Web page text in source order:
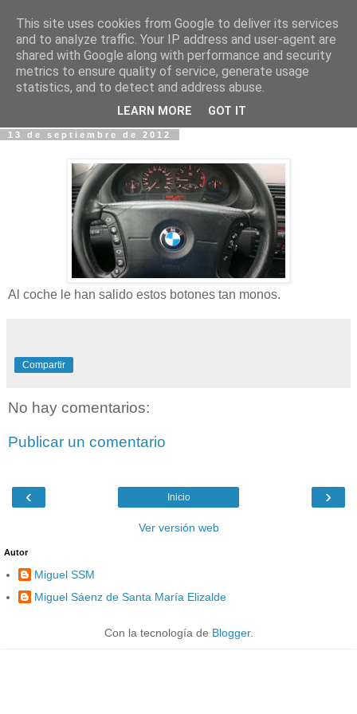
Fotos y Cosas
Miguel Sáenz de Santa María Elizalde
"Un blog es como un diario, pero sin candado".
13 de septiembre de 2012
Al coche le han salido estos botones tan monos.
Compartir
No hay comentarios:
Publicar un comentario
‹ ›
Inicio
Ver versión web
Autor
Miguel SSM
Miguel Sáenz de Santa María Elizalde
Con la tecnología de Blogger.
This site uses cookies from Google to deliver its services
and to analyze traffic. Your IP address and user-agent are
shared with Google along with performance and security
metrics to ensure quality of service, generate usage
statistics, and to detect and address abuse.
LEARN MORE GOT IT